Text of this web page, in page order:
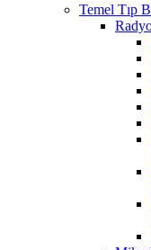
Temel Tıp